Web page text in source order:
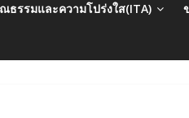
ธรรมและความโปร่งใส(ITA)